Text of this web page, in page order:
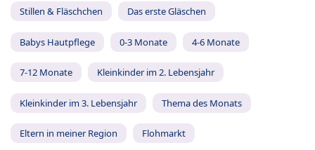
Stillen & Fläschchen Das erste Gläschen
Babys Hautpflege 0-3 Monate 4-6 Monate
7-12 Monate Kleinkinder im 2. Lebensjahr
Kleinkinder im 3. Lebensjahr Thema des Monats
Eltern in meiner Region Flohmarkt